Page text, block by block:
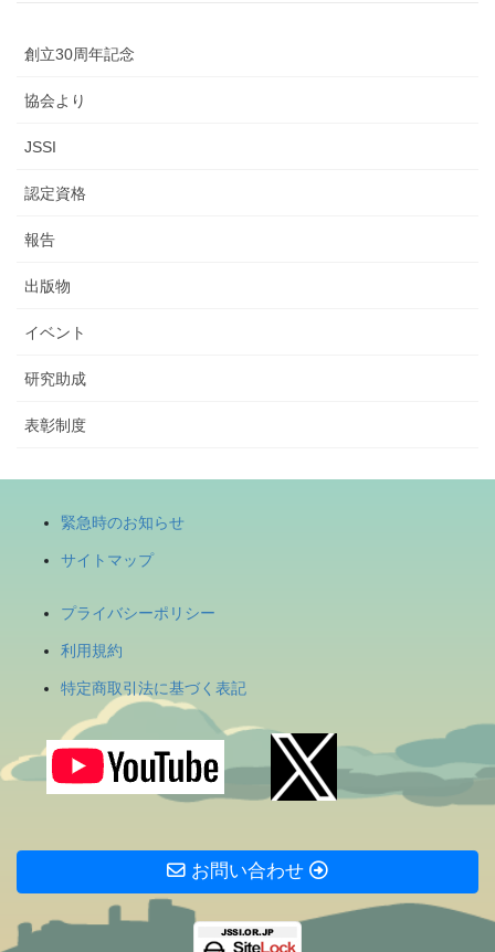
創立30周年記念
協会より
JSSI
認定資格
報告
出版物
イベント
研究助成
表彰制度
緊急時のお知らせ
サイトマップ
プライバシーポリシー
利用規約
特定商取引法に基づく表記
お問い合わせ